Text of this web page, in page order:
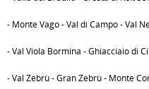
- Monte Vago - Val di Campo - Val
- Val Viola Bormina - Ghiacciaio di
- Val Zebrù - Gran Zebrù - Monte